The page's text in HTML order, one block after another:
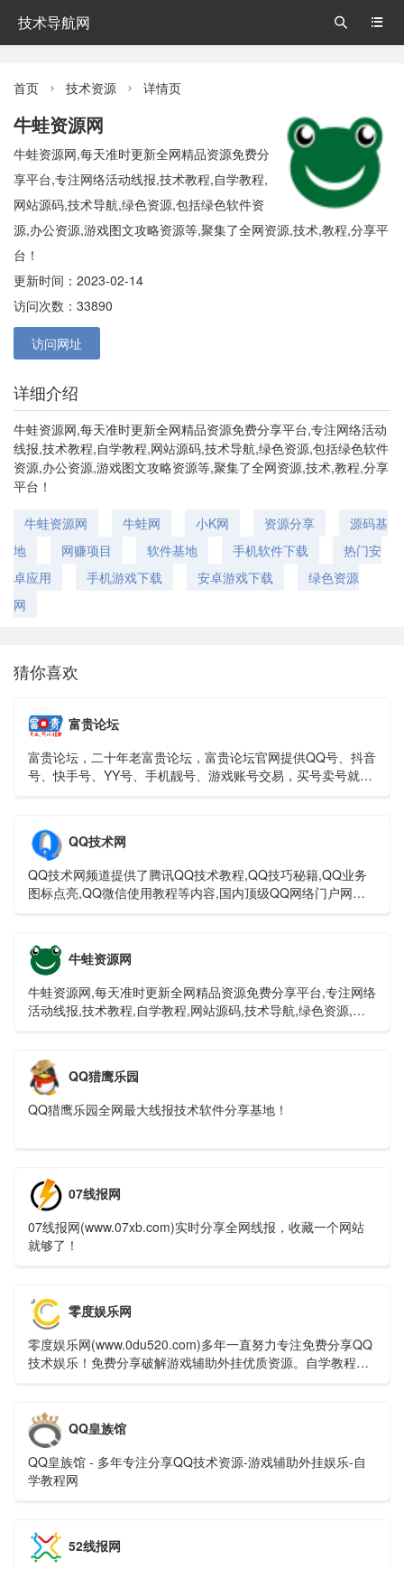
技术导航网 

首页  技术资源  详情页
牛蛙资源网
牛蛙资源网,每天准时更新全网精品资源免费分
享平台,专注网络活动线报,技术教程,自学教程,
网站源码,技术导航,绿色资源,包括绿色软件资
源,办公资源,游戏图文攻略资源等,聚集了全网资源,技术,教程,分享平
台！
更新时间：2023-02-14
访问次数：33890
访问网址
详细介绍
牛蛙资源网,每天准时更新全网精品资源免费分享平台,专注网络活动
线报,技术教程,自学教程,网站源码,技术导航,绿色资源,包括绿色软件
资源,办公资源,游戏图文攻略资源等,聚集了全网资源,技术,教程,分享
平台！
牛蛙资源网 牛蛙网 小K网 资源分享
源码基
地
网赚项目 软件基地 手机软件下载
热门安
卓应用
手机游戏下载 安卓游戏下载
绿色资源
网
猜你喜欢
富贵论坛
富贵论坛，二十年老富贵论坛，富贵论坛官网提供QQ号、抖音
号、快手号、YY号、手机靓号、游戏账号交易，买号卖号就上
QQ技术网
QQ技术网频道提供了腾讯QQ技术教程,QQ技巧秘籍,QQ业务
图标点亮,QQ微信使用教程等内容,国内顶级QQ网络门户网
牛蛙资源网
牛蛙资源网,每天准时更新全网精品资源免费分享平台,专注网络
活动线报,技术教程,自学教程,网站源码,技术导航,绿色资源,包
QQ猎鹰乐园
QQ猎鹰乐园全网最大线报技术软件分享基地！
07线报网
07线报网(www.07xb.com)实时分享全网线报，收藏一个网站
就够了！
零度娱乐网
零度娱乐网(www.0du520.com)多年一直努力专注免费分享QQ
技术娱乐！免费分享破解游戏辅助外挂优质资源。自学教程网
竟在零度娱乐网。
QQ皇族馆
QQ皇族馆 - 多年专注分享QQ技术资源-游戏辅助外挂娱乐-自
学教程网
52线报网